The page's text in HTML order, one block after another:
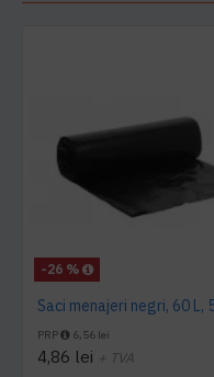
-26 %
PRP 6,56 lei
4,86 lei + TVA